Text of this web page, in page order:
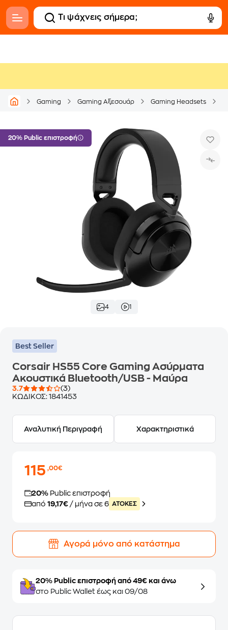
Gaming Gaming Αξεσουάρ Gaming Headsets
20% Public επιστροφή
4 1
Best Seller
Corsair HS55 Core Gaming Ασύρματα
Ακουστικά Bluetooth/USB - Μαύρα
3.7
(3)
ΚΩΔΙΚΟΣ: 1841453
Αναλυτική Περιγραφή Χαρακτηριστικά
115,00€
20% Public επιστροφή
από 19,17€ / μήνα σε 6 ATOKEΣ
Αγορά μόνο από κατάστημα
20% Public επιστροφή από 49€ και άνω
στο Public Wallet έως και 09/08